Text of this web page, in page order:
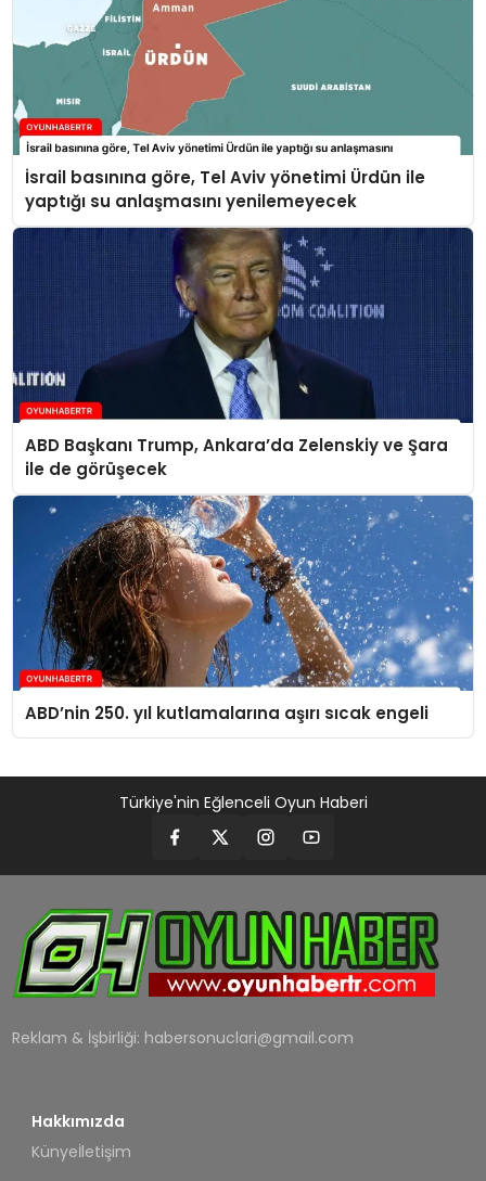
İsrail basınına göre, Tel Aviv yönetimi Ürdün ile
yaptığı su anlaşmasını yenilemeyecek
ABD Başkanı Trump, Ankara’da Zelenskiy ve Şara
ile de görüşecek
ABD’nin 250. yıl kutlamalarına aşırı sıcak engeli
Türkiye'nin Eğlenceli Oyun Haberi
Reklam & İşbirliği: habersonuclari@gmail.com
Hakkımızda
Künyeİletişim